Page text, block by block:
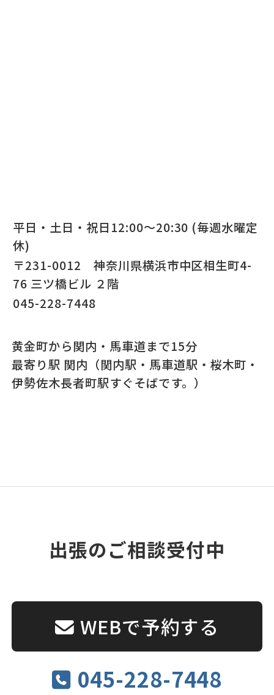
平日・土日・祝日12:00～20:30 (毎週水曜定
休)
〒231-0012 神奈川県横浜市中区相生町4-
76 三ツ橋ビル ２階
045-228-7448
黄金町から関内・馬車道まで15分
最寄り駅 関内（関内駅・馬車道駅・桜木町・
伊勢佐木長者町駅すぐそばです。）
出張のご相談受付中
WEBで予約する
045-228-7448